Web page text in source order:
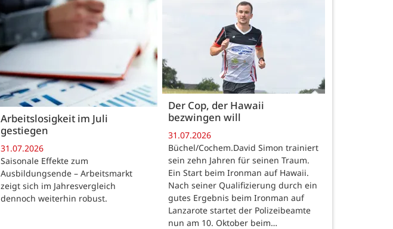
Arbeitslosigkeit im Juli
gestiegen
31.07.2026
Saisonale Effekte zum
Ausbildungsende – Arbeitsmarkt
zeigt sich im Jahresvergleich
dennoch weiterhin robust.
Der Cop, der Hawaii
bezwingen will
31.07.2026
Büchel/Cochem.David Simon trainiert
sein zehn Jahren für seinen Traum.
Ein Start beim Ironman auf Hawaii.
Nach seiner Qualifizierung durch ein
gutes Ergebnis beim Ironman auf
Lanzarote startet der Polizeibeamte
nun am 10. Oktober beim…